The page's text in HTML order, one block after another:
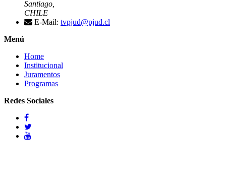
Santiago,
CHILE
E-Mail: tvpjud@pjud.cl
Menú
Home
Institucional
Juramentos
Programas
Redes Sociales